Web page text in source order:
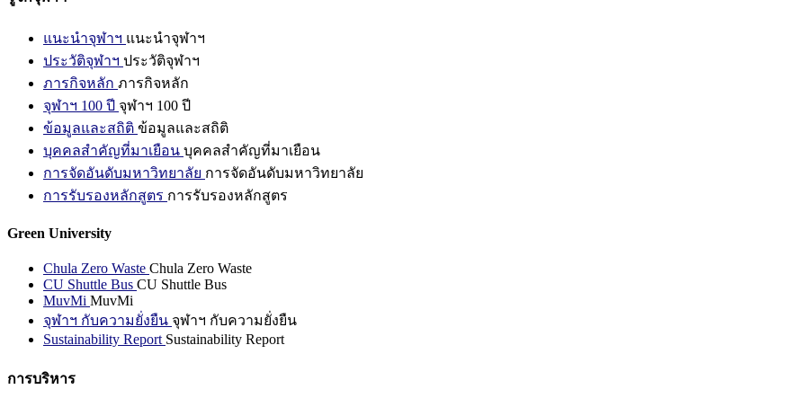
แนะนำจุฬาฯ แนะนำจุฬาฯ
ประวัติจุฬาฯ ประวัติจุฬาฯ
ภารกิจหลัก ภารกิจหลัก
จุฬาฯ 100 ปี จุฬาฯ 100 ปี
ข้อมูลและสถิติ ข้อมูลและสถิติ
บุคคลสำคัญที่มาเยือน บุคคลสำคัญที่มาเยือน
การจัดอันดับมหาวิทยาลัย การจัดอันดับมหาวิทยาลัย
การรับรองหลักสูตร การรับรองหลักสูตร
Green University
Chula Zero Waste Chula Zero Waste
CU Shuttle Bus CU Shuttle Bus
MuvMi MuvMi
จุฬาฯ กับความยั่งยืน จุฬาฯ กับความยั่งยืน
Sustainability Report Sustainability Report
การบริหาร